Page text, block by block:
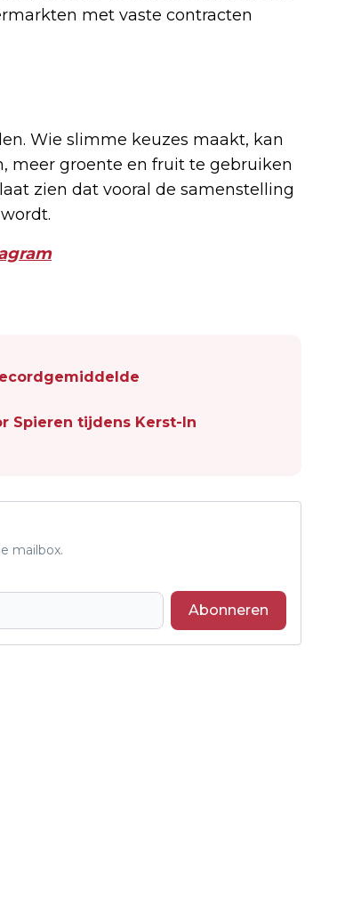
met vaste contracten
Wie slimme keuzes maakt, kan
meer groente en fruit te gebruiken
zien dat vooral de samenstelling
Spieren tijdens Kerst-In
mailbox.
Abonneren